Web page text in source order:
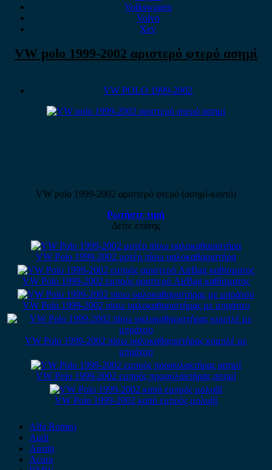
Volkswagen
Volvo
Xev
VW polo 1999-2002 αριστερό φτερό ασημί
VW POLO 1999-2002
VW polo 1999-2002 αριστερό φτερό (ασημί-κοντό)
Ρωτήστε τιμή
Δείτε επίσης
VW Polo 1999-2002 μοτέρ πίσω υαλοκαθαριστήρα
VW Polo 1999-2002 εμπρός αριστερό AirBag καθίσματος
VW Polo 1999-2002 πίσω υαλοκαθαριστήρας με μπράτσο
VW Polo 1999-2002 πίσω υαλοκαθαριστήρας κομπλέ με
μπράτσο
VW Polo 1999-2002 εμπρός προφυλακτήρας ασημί
VW Polo 1999-2002 καπό εμπρός μολυβί
Alfa Romeo
Audi
Austin
Acura